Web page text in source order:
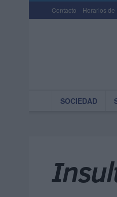
Contacto Horarios de
SOCIEDAD